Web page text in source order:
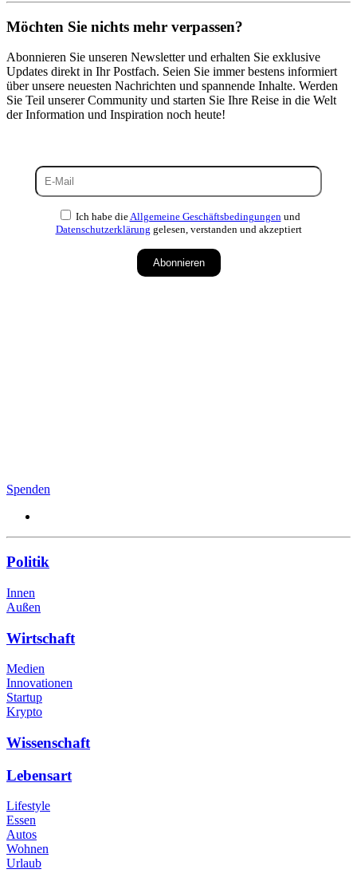
Möchten Sie nichts mehr verpassen?
Abonnieren Sie unseren Newsletter und erhalten Sie exklusive
Updates direkt in Ihr Postfach. Seien Sie immer bestens informiert
über unsere neuesten Nachrichten und spannende Inhalte. Werden
Sie Teil unserer Community und starten Sie Ihre Reise in die Welt
der Information und Inspiration noch heute!
Ich habe die Allgemeine Geschäftsbedingungen und
Datenschutzerklärung gelesen, verstanden und akzeptiert
Abonnieren
Spenden
Politik
Innen
Außen
Wirtschaft
Medien
Innovationen
Startup
Krypto
Wissenschaft
Lebensart
Lifestyle
Essen
Autos
Wohnen
Urlaub